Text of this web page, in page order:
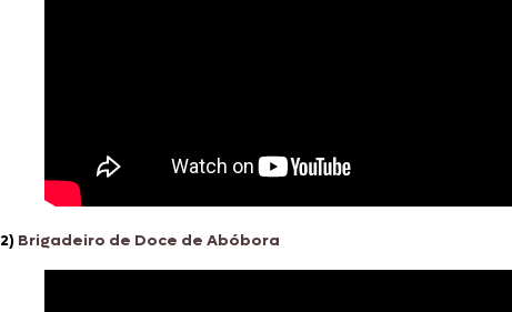
2) Brigadeiro de Doce de Abóbora